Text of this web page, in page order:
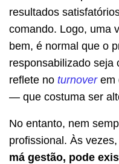
resultados
comando. Logo, uma
bem, é normal que o
responsabilizado seja
reflete no turnover em
— que costuma ser
No entanto, nem
profissional. Às vezes,
má gestão, pode